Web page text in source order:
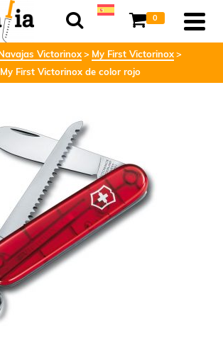
0
Victorinox
My First Victorinox
First Victorinox de color rojo